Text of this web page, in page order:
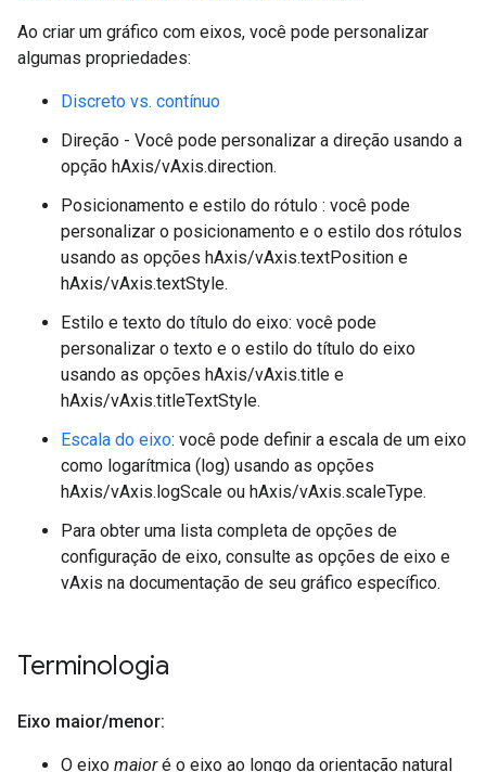
Ao criar um gráfico com eixos, você pode personalizar
algumas propriedades:
Discreto vs. contínuo
Direção - Você pode personalizar a direção usando a
opção hAxis/vAxis.direction.
Posicionamento e estilo do rótulo : você pode
personalizar o posicionamento e o estilo dos rótulos
usando as opções hAxis/vAxis.textPosition e
hAxis/vAxis.textStyle.
Estilo e texto do título do eixo: você pode
personalizar o texto e o estilo do título do eixo
usando as opções hAxis/vAxis.title e
hAxis/vAxis.titleTextStyle.
Escala do eixo: você pode definir a escala de um eixo
como logarítmica (log) usando as opções
hAxis/vAxis.logScale ou hAxis/vAxis.scaleType.
Para obter uma lista completa de opções de
configuração de eixo, consulte as opções de eixo e
vAxis na documentação de seu gráfico específico.
Terminologia
Eixo maior/menor:
O eixo maioré o eixo ao longo da orientação natural